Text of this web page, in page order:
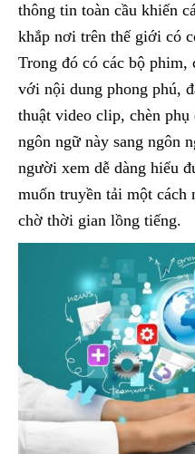
thông tin toàn cầu khiến
khắp nơi trên thế giới có
Trong đó có các bộ
với nội dung phong phú,
thuật video clip, chèn
ngôn ngữ này sang ngôn
người xem dễ dàng hiểu
muốn truyền tải một cách
chờ thời gian lồng tiếng.